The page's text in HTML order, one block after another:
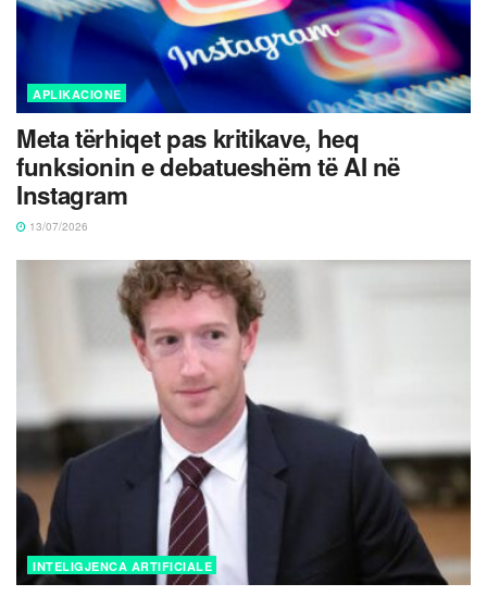
APLIKACIONE
Meta tërhiqet pas kritikave, heq
funksionin e debatueshëm të AI në
Instagram
13/07/2026
INTELIGJENCA ARTIFICIALE